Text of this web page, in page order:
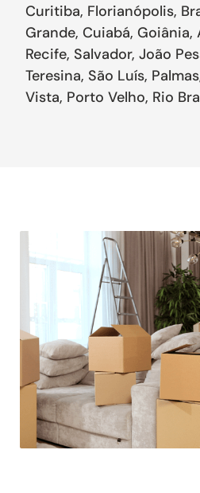
Curitiba, Florianópolis,
Grande, Cuiabá, Goiânia,
Recife, Salvador, João
Teresina, São Luís,
Vista, Porto Velho, Rio